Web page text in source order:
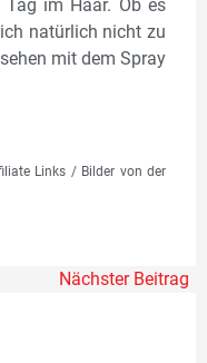
im Haar. Ob es
natürlich nicht zu
mit dem Spray
Links / Bilder von der
Nächster Beitrag